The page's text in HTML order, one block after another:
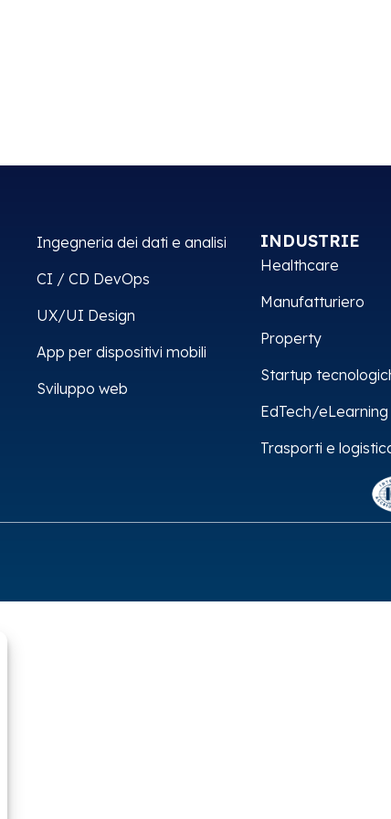
Ingegneria dei dati e analisi
CI / CD DevOps
UX/UI Design
App per dispositivi mobili
Sviluppo web
INDUSTRIE
Healthcare
Manufatturiero
Property
Startup
EdTech/eLearning
Trasporti e